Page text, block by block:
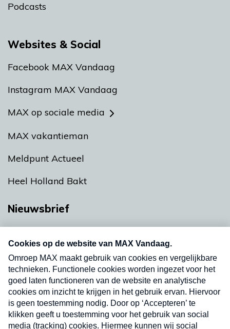
Podcasts
Websites & Social
Facebook MAX Vandaag
Instagram MAX Vandaag
MAX op sociale media
MAX vakantieman
Meldpunt Actueel
Heel Holland Bakt
Nieuwsbrief
Neem hier een gratis abonnement op onze
nieuwsbrief. Elke vrijdag- en dinsdagochtend in
uw mailbox.
Verzend